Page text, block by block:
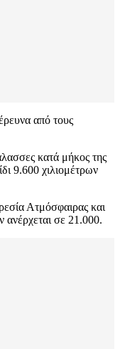
από τους
κατά μήκος της
9.600 χιλιομέτρων
Ατμόσφαιρας και
σε 21.000.